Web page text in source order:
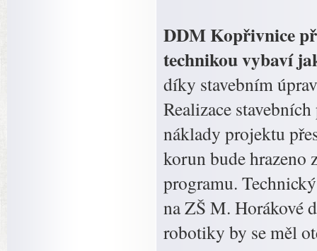
DDM Kopřivnice
technikou vybaví
díky stavebním
Realizace
náklady projektu
korun bude hrazeno
programu.
na ZŠ M. Horákové
robotiky by se měl